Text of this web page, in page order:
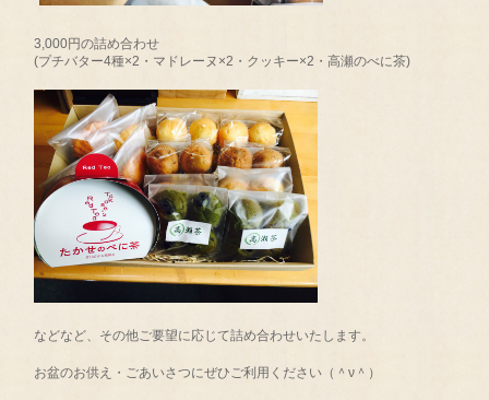
3,000円の詰め合わせ
(プチバター4種×2・マドレーヌ×2・クッキー×2・高瀬のべに茶)
などなど、その他ご要望に応じて詰め合わせいたします。
お盆のお供え・ごあいさつにぜひご利用ください（＾ν＾）